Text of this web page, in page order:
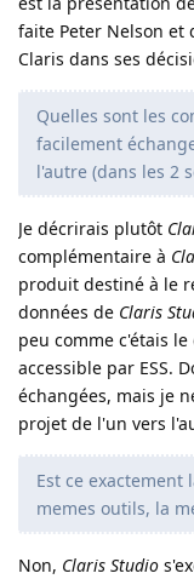
faite Peter Nelson
Claris dans ses
Quelles sont les
facilement
l'autre (dans les 2
Je décrirais plutôt
complémentaire à
produit destiné à le
données de Claris
peu comme c'étais
accessible par ESS.
échangées, mais je
projet de l'un vers
Est ce exactement
memes outils, la
Non, Claris Studio